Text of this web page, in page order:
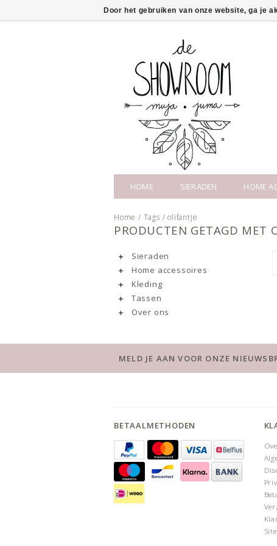
HOME SIERADEN HOME
Home / Tags /olifantje
PRODUCTEN GETAGD MET
Sieraden
Home accessoires
Kleding
Tassen
Over ons
Door het gebruiken van onze website, ga je
MELD JE AAN VOOR ONZE
BETAALMETHODEN